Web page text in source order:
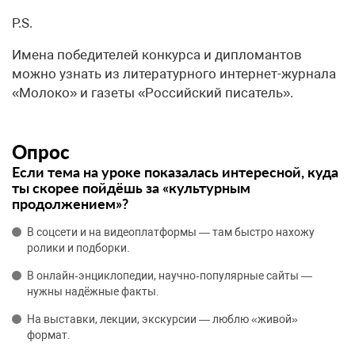
P.S.
Имена победителей конкурса и дипломантов
можно узнать из литературного интернет-журнала
«Молоко» и газеты «Российский писатель».
Опрос
Если тема на уроке показалась интересной, куда
ты скорее пойдёшь за «культурным
продолжением»?
В соцсети и на видеоплатформы — там быстро нахожу
ролики и подборки.
В онлайн‑энциклопедии, научно‑популярные сайты —
нужны надёжные факты.
На выставки, лекции, экскурсии — люблю «живой»
формат.